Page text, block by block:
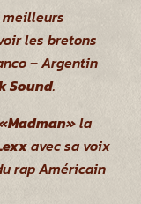
meilleurs
les bretons
– Argentin
Sound.
la
avec sa voix
rap Américain